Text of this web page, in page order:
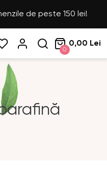
de peste 150 lei!
0
0,00 Lei